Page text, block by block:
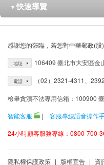
▼ 快速導覽
感謝您的蒞臨，若您對中華郵政(股
地址 106409 臺北市大安區金
電話 （02）2321-4311、
檢舉貪瀆不法專用信箱：100900
智能客服
| 客服專線語音操作
24小時顧客服務專線：0800-700-
隱私權保護政策 | 版權宣告 | 資